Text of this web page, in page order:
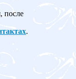
после
.